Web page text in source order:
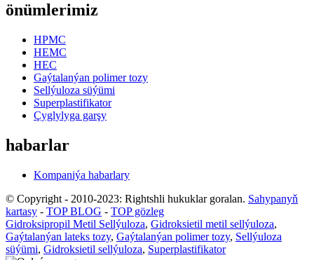
önümlerimiz
HPMC
HEMC
HEC
Gaýtalanýan polimer tozy
Sellýuloza süýümi
Superplastifikator
Çyglylyga garşy
habarlar
Kompaniýa habarlary
© Copyright - 2010-2023: Rightshli hukuklar goralan. Sahypanyň
kartasy - TOP BLOG - TOP gözleg
Gidroksipropil Metil Sellýuloza, Gidroksietil metil sellýuloza,
Gaýtalanýan lateks tozy, Gaýtalanýan polimer tozy, Sellýuloza
süýümi, Gidroksietil sellýuloza, Superplastifikator